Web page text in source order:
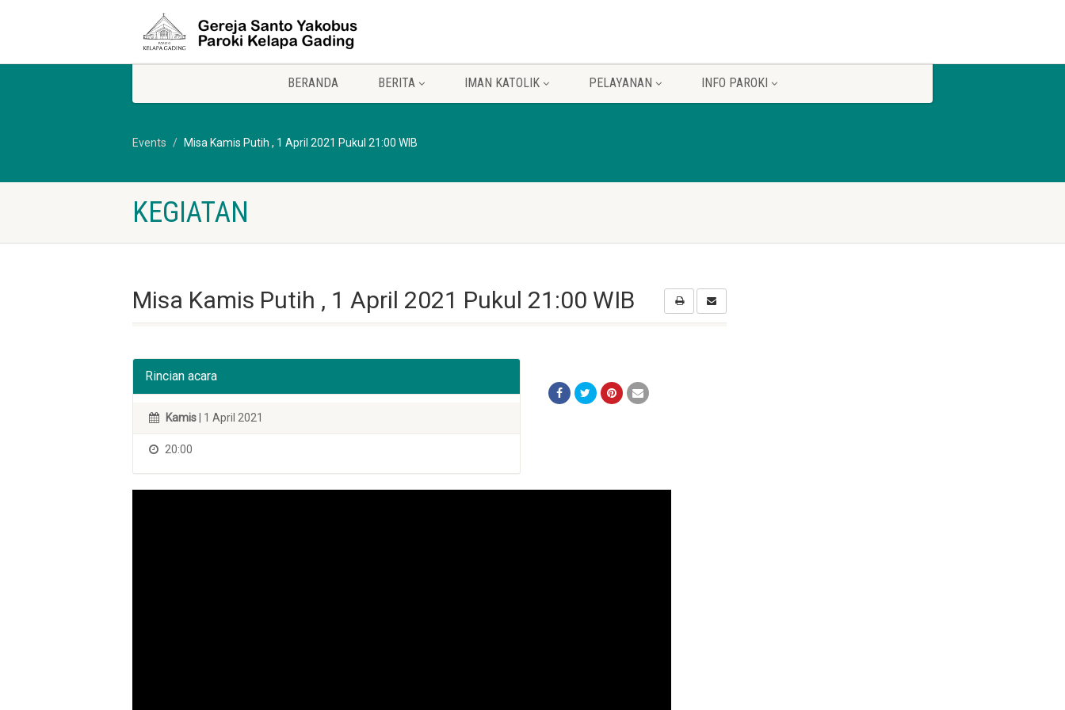
BERANDA BERITA IMAN KATOLIK PELAYANAN INFO PAROKI
Events Misa Kamis Putih , 1 April 2021 Pukul 21:00 WIB
KEGIATAN
Misa Kamis Putih , 1 April 2021 Pukul 21:00 WIB
Rincian acara
Kamis | 1 April 2021
20:00